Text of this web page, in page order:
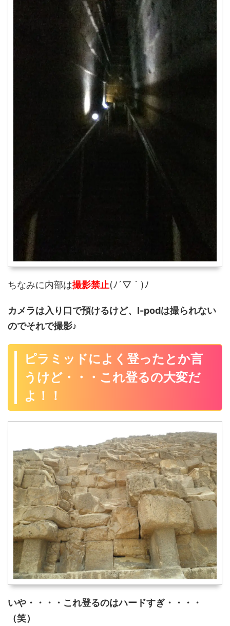
ちなみに内部は撮影禁止(ﾉ´▽｀)ﾉ
カメラは入り口で預けるけど、I-podは撮られない
のでそれで撮影♪
ピラミッドによく登ったとか言
うけど・・・これ登るの大変だ
よ！！
いや・・・・これ登るのはハードすぎ・・・・
（笑）